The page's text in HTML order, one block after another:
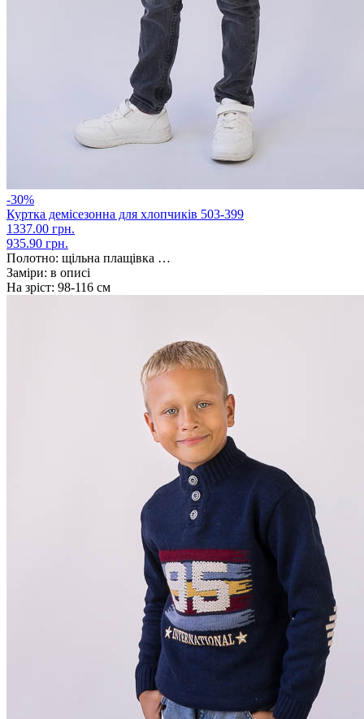
-30%
Куртка демісезонна для хлопчиків 503-399
1337.00 грн.
935.90 грн.
Полотно: щільна плащівка …
Заміри: в описі
На зріст: 98-116 см